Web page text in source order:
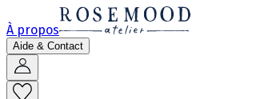
À propos
Aide & Contact